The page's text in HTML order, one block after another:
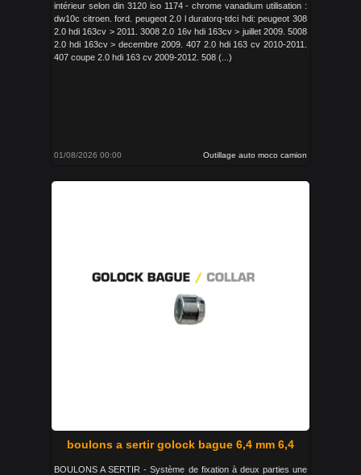
intérieur selon din 3120 iso 1174 - chrome vanadium utilisation :
dw10c citroen. ford. peugeot 2.0 l duratorq-tdci hdi: peugeot 308
2.0 hdi 163cv > 2011. 3008 2.0 16v hdi 163cv > juillet 2009. 5008
2.0 hdi 163cv > decembre 2009. 407 2.0 hdi 163 cv 2010-2011.
407 coupe 2.0 hdi 163 cv 2009-2012. 508 (...)
01/08/2026 00:00 Outillage auto moco camion
boulons a sertir golock bague 6,4 mm 6,4
BOULONS A SERTIR - Système de fixation à deux parties une